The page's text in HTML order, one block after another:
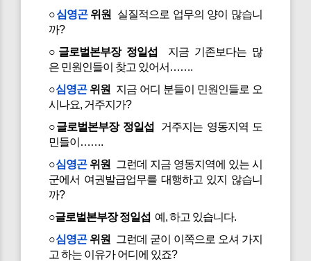
○심영곤위원
실질적으로 업무의 양이 많습니
까?
○글로벌본부장 정일섭 지금 기존보다는 많
은 민원인들이 찾고 있어서…….
○심영곤위원
지금 어디 분들이 민원인들로 오
시나요, 거주지가?
○글로벌본부장 정일섭 거주지는 영동지역 도
민들이…….
○심영곤위원
그런데 지금 영동지역에 있는 시
군에서 여권발급업무를 대행하고 있지 않습니
까?
○글로벌본부장 정일섭 예, 하고 있습니다.
○심영곤위원
그런데 굳이 이쪽으로 오셔 가지
고 하는 이유가 어디에 있죠?